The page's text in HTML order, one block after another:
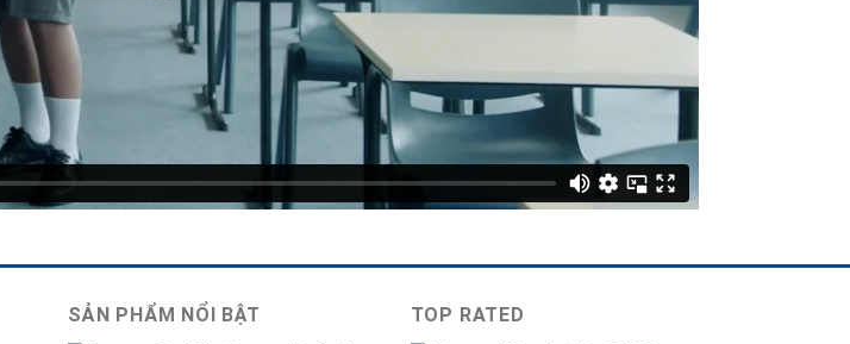
SẢN PHẨM NỔI BẬT TOP RATED